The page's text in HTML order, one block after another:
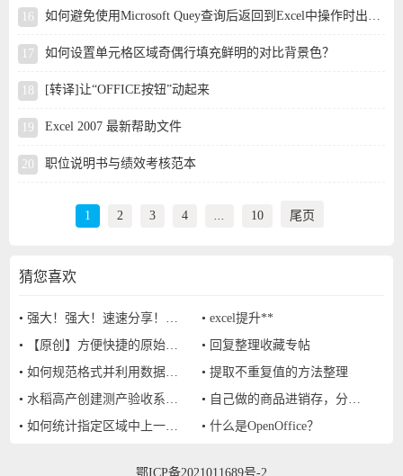
如何避免使用Microsoft Quey查询后返回到Excel中操作时出现暂时性的死机现象？
如何设置单元格区域奇偶行填充鲜明的对比背景色？
[转译]让“OFFICE按钮”动起来
Excel 2007 最新帮助文件
职位说明书与绩效考核范本
1 2 3 4 ... 10 尾页
猜您喜欢
• 强大！强大！速速分享！Excel快捷方式集锦 • excel提升**
•
【原创】方便快捷的原始凭证录入表1.0 • 回复整理收藏专帖
• 如何规范格式并利用数据透视表对比数据差异 • 提取不重复值的方法整理
• 水稻高产创建测产验收系统——全自动化建表、计算、抽样 • 自己做的商品进销存，分享给大家
• 如何统计指定区域中上一行为指定颜色下一行为红色的单元格数量呢？ • 什么是OpenOffice？
鄂ICP备2021011689号-2